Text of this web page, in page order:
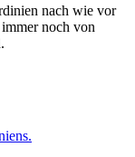
nach wie vor
noch von